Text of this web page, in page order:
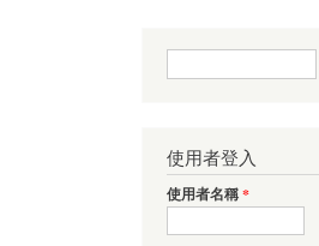
搜尋表單
使用者登入
使用者名稱*